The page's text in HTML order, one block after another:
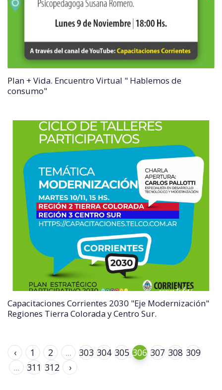
Plan + Vida. Encuentro Virtual " Hablemos de
consumo"
Capacitaciones Corrientes 2030 "Eje Modernización"
Regiones Tierra Colorada y Centro Sur.
‹ 1 2 ... 303 304 305 306 307 308 309
...
311 312 ›